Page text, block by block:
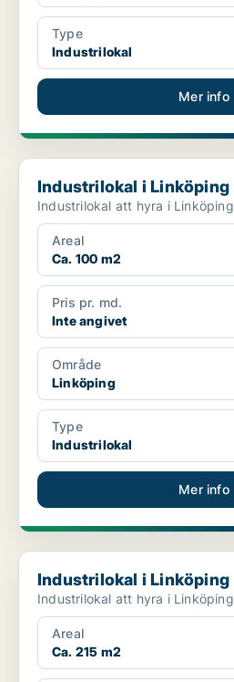
Type
Industrilokal
Mer info
Industrilokal i Linköping
Industrilokal i Linköping
Industrilokal att hyra i Linköping
Areal
Ca. 100 m2
Pris pr. md.
Inte angivet
Område
Linköping
Type
Industrilokal
Mer info
Industrilokal i Linköping
Industrilokal i Linköping
Industrilokal att hyra i Linköping
Areal
Ca. 215 m2